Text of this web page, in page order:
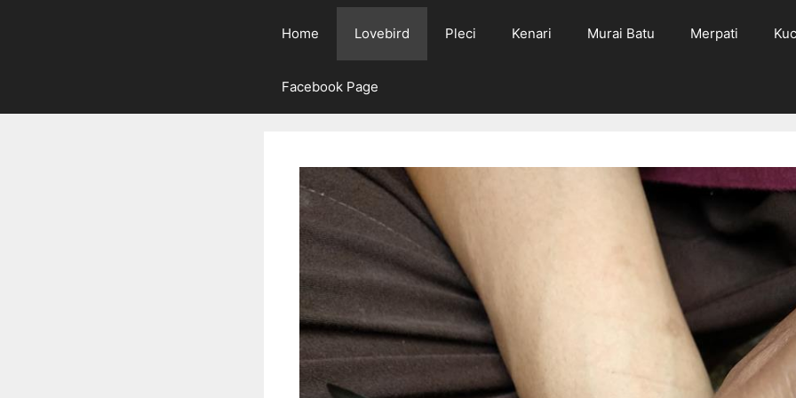
Home Lovebird Pleci Kenari Murai Batu Merpati
Facebook Page